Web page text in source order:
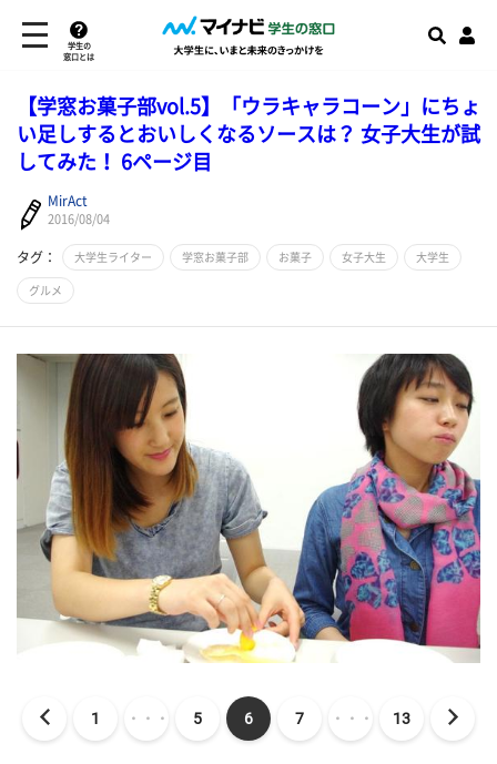
学生の
窓口とは
【学窓お菓子部vol.5】「ウラキャラコーン」にちょ
い足しするとおいしくなるソースは？ 女子大生が試
してみた！ 6ページ目
MirAct
2016/08/04
タグ： 大学生ライター 学窓お菓子部 お菓子 女子大生 大学生
グルメ
1 ・・・ 5 6 7 ・・・ 13